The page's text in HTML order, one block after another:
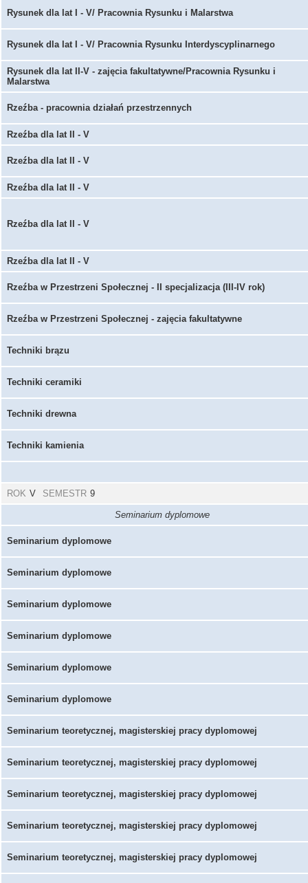
Rysunek dla lat I - V/ Pracownia Rysunku i Malarstwa
Rysunek dla lat I - V/ Pracownia Rysunku Interdyscyplinarnego
Rysunek dla lat II-V - zajęcia fakultatywne/Pracownia Rysunku i
Malarstwa
Rzeźba - pracownia działań przestrzennych
Rzeźba dla lat II - V
Rzeźba dla lat II - V
Rzeźba dla lat II - V
Rzeźba dla lat II - V
Rzeźba dla lat II - V
Rzeźba w Przestrzeni Społecznej - II specjalizacja (III-IV rok)
Rzeźba w Przestrzeni Społecznej - zajęcia fakultatywne
Techniki brązu
Techniki ceramiki
Techniki drewna
Techniki kamienia
ROK V SEMESTR 9
Seminarium dyplomowe
Seminarium dyplomowe
Seminarium dyplomowe
Seminarium dyplomowe
Seminarium dyplomowe
Seminarium dyplomowe
Seminarium dyplomowe
Seminarium teoretycznej, magisterskiej pracy dyplomowej
Seminarium teoretycznej, magisterskiej pracy dyplomowej
Seminarium teoretycznej, magisterskiej pracy dyplomowej
Seminarium teoretycznej, magisterskiej pracy dyplomowej
Seminarium teoretycznej, magisterskiej pracy dyplomowej